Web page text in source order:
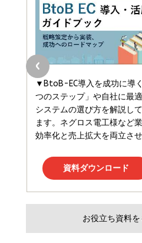
る時代の成長戦略
￥2,420
マーケティングの
と成長の法則
￥2,200
Amazonランキ
ママ投資家が育休
￥1,870
組織の成果を最大
￥1,980
Amazonランキ
￥3,190
フィードバック経
組織」へ
Amazonランキ